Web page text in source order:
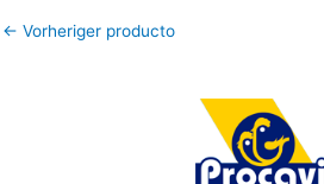
← Vorheriger producto